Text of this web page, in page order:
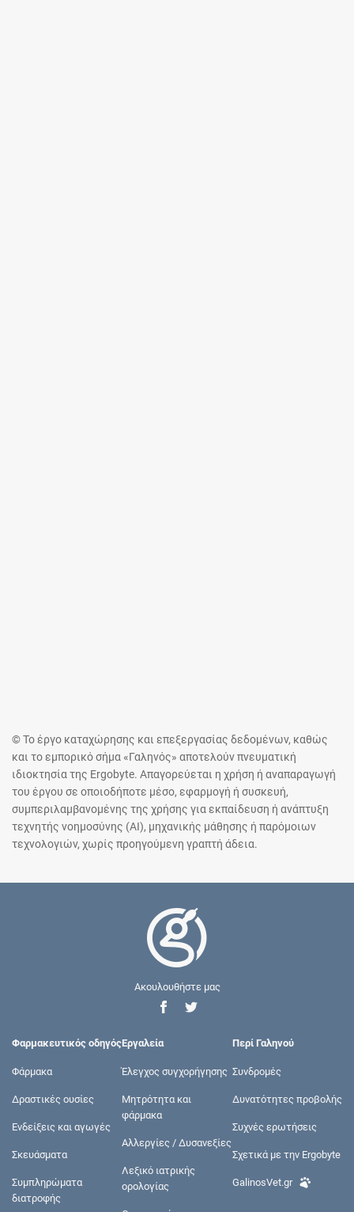
© Το έργο καταχώρησης και επεξεργασίας δεδομένων, καθώς
και το εμπορικό σήμα «Γαληνός» αποτελούν πνευματική
ιδιοκτησία της Ergobyte. Απαγορεύεται η χρήση ή αναπαραγωγή
του έργου σε οποιοδήποτε μέσο, εφαρμογή ή συσκευή,
συμπεριλαμβανομένης της χρήσης για εκπαίδευση ή ανάπτυξη
τεχνητής νοημοσύνης (AI), μηχανικής μάθησης ή παρόμοιων
τεχνολογιών, χωρίς προηγούμενη γραπτή άδεια.
Ακουλουθήστε μας
Φαρμακευτικός οδηγός
Φάρμακα
Δραστικές ουσίες
Ενδείξεις και αγωγές
Σκευάσματα
Συμπληρώματα
διατροφής
Εργαλεία
Έλεγχος συγχορήγησης
Μητρότητα και
φάρμακα
Αλλεργίες / Δυσανεξίες
Λεξικό ιατρικής
ορολογίας
Περί Γαληνού
Συνδρομές
Δυνατότητες προβολής
Συχνές ερωτήσεις
Σχετικά με την Ergobyte
GalinosVet.gr